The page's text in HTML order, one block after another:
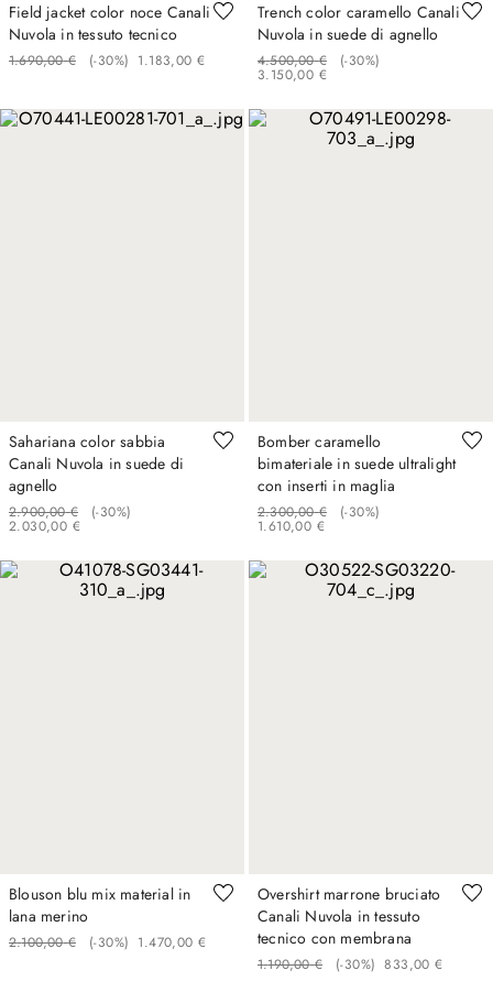
Field jacket color noce Canali
Nuvola in tessuto tecnico
1.690,00 € (-30%) 1.183,00 €
Trench color caramello Canali
Nuvola in suede di agnello
4.500,00 € (-30%)
3.150,00 €
Sahariana color sabbia
Canali Nuvola in suede di
agnello
2.900,00 € (-30%)
2.030,00 €
Bomber caramello
bimateriale in suede ultralight
con inserti in maglia
2.300,00 € (-30%)
1.610,00 €
Blouson blu mix material in
lana merino
2.100,00 € (-30%) 1.470,00 €
Overshirt marrone bruciato
Canali Nuvola in tessuto
tecnico con membrana
1.190,00 € (-30%) 833,00 €